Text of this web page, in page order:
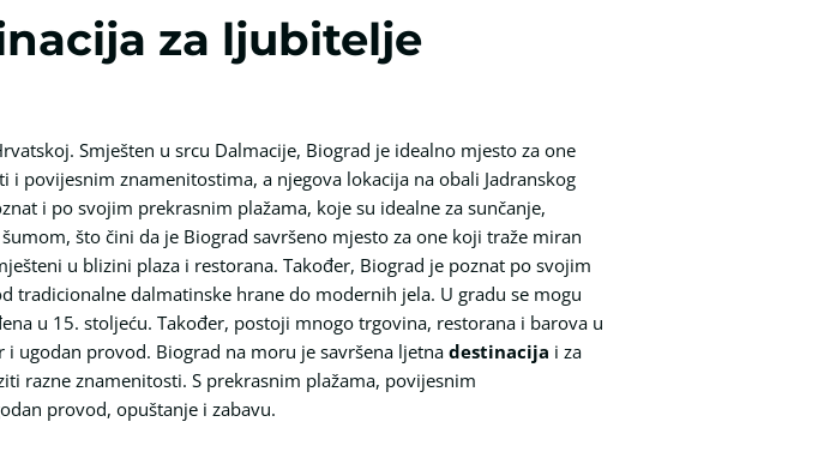
za ljubitelje
Smješten u srcu Dalmacije, Biograd je idealno mjesto za one
povijesnim znamenitostima, a njegova lokacija na obali Jadranskog
i po svojim prekrasnim plažama, koje su idealne za sunčanje,
što čini da je Biograd savršeno mjesto za one koji traže miran
u blizini plaza i restorana. Također, Biograd je poznat po svojim
dalmatinske hrane do modernih jela. U gradu se mogu
u 15. stoljeću. Također, postoji mnogo trgovina, restorana i barova u
ugodan provod. Biograd na moru je savršena ljetna destinacija i za
razne znamenitosti. S prekrasnim plažama, povijesnim
provod, opuštanje i zabavu.